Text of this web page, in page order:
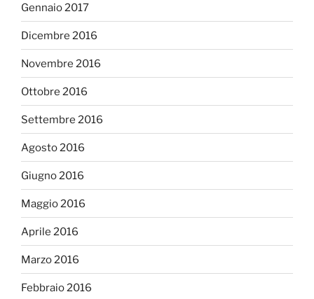
Gennaio 2017
Dicembre 2016
Novembre 2016
Ottobre 2016
Settembre 2016
Agosto 2016
Giugno 2016
Maggio 2016
Aprile 2016
Marzo 2016
Febbraio 2016